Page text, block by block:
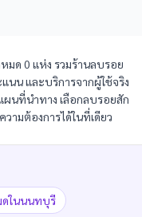
ด 0 แห่ง รวมร้านลบรอย
นน และบริการจากผู้ใช้จริง
ผนที่นำทาง เลือกลบรอยสัก
ามต้องการได้ในที่เดียว
ในนนทบุรี